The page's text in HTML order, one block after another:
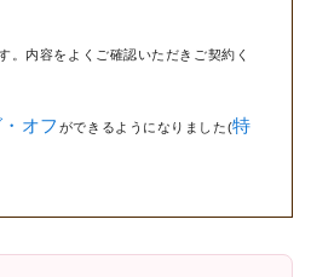
。内容をよくご確認いただきご契約く
オフ ができるようになりました(特